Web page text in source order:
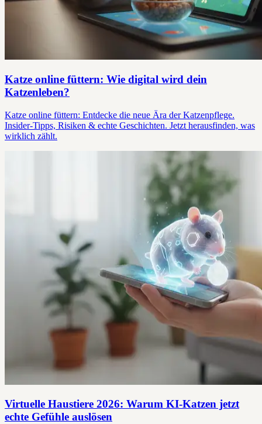
Katze online füttern: Wie digital wird dein
Katzenleben?
Katze online füttern: Entdecke die neue Ära der Katzenpflege.
Insider-Tipps, Risiken & echte Geschichten. Jetzt herausfinden, was
wirklich zählt.
Virtuelle Haustiere 2026: Warum KI-Katzen jetzt
echte Gefühle auslösen